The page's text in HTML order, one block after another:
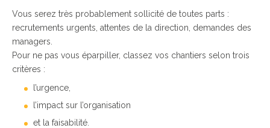
Vous serez très probablement sollicité de toutes parts :
recrutements urgents, attentes de la direction, demandes des
managers.
Pour ne pas vous éparpiller, classez vos chantiers selon trois
critères :
l’urgence,
l’impact sur l’organisation
et la faisabilité.